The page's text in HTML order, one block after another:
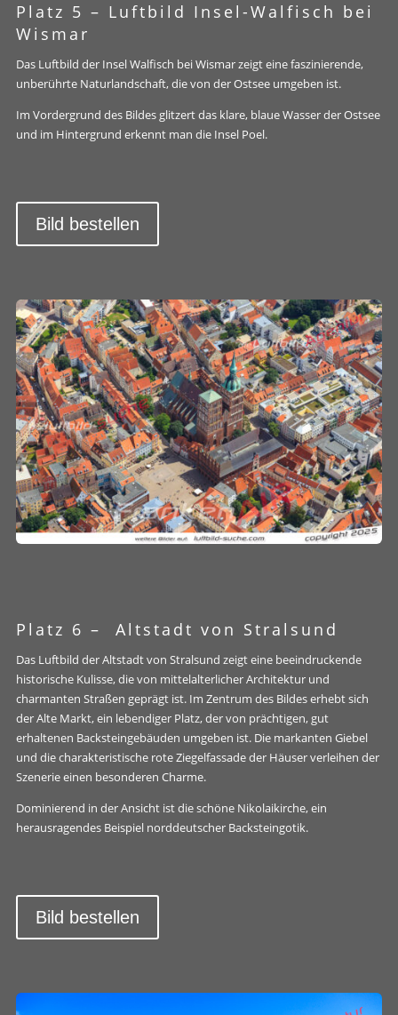
Platz 5 – Luftbild Insel-Walfisch bei
Wismar
Das Luftbild der Insel Walfisch bei Wismar zeigt eine faszinierende,
unberührte Naturlandschaft, die von der Ostsee umgeben ist.
Im Vordergrund des Bildes glitzert das klare, blaue Wasser der Ostsee
und im Hintergrund erkennt man die Insel Poel.
Bild bestellen
Platz 6 – Altstadt von Stralsund
Das Luftbild der Altstadt von Stralsund zeigt eine beeindruckende
historische Kulisse, die von mittelalterlicher Architektur und
charmanten Straßen geprägt ist. Im Zentrum des Bildes erhebt sich
der Alte Markt, ein lebendiger Platz, der von prächtigen, gut
erhaltenen Backsteingebäuden umgeben ist. Die markanten Giebel
und die charakteristische rote Ziegelfassade der Häuser verleihen der
Szenerie einen besonderen Charme.
Dominierend in der Ansicht ist die schöne Nikolaikirche, ein
herausragendes Beispiel norddeutscher Backsteingotik.
Bild bestellen